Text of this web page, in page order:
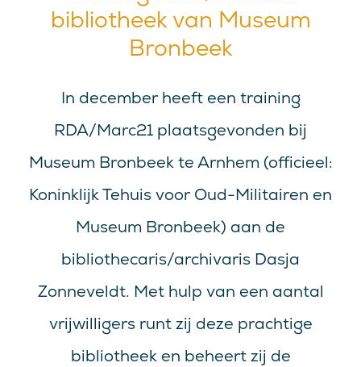
bibliotheek van Museum
Bronbeek
In december heeft een training
RDA/Marc21 plaatsgevonden bij
Museum Bronbeek te Arnhem (officieel:
Koninklijk Tehuis voor Oud-Militairen en
Museum Bronbeek) aan de
bibliothecaris/archivaris Dasja
Zonneveldt. Met hulp van een aantal
vrijwilligers runt zij deze prachtige
bibliotheek en beheert zij de